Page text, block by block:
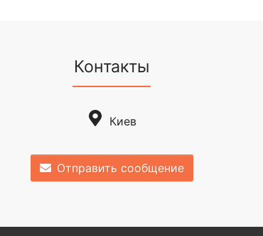
Контакты
Киев
Отправить сообщение